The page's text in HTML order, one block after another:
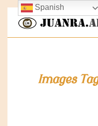
Images
Spanish